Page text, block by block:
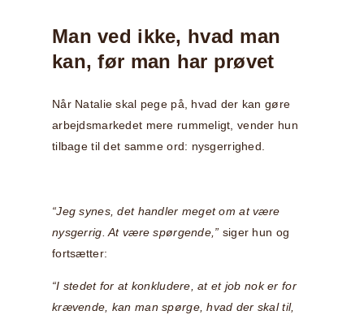
Man ved ikke, hvad man
kan, før man har prøvet
Når Natalie skal pege på, hvad der kan gøre
arbejdsmarkedet mere rummeligt, vender hun
tilbage til det samme ord: nysgerrighed.
“Jeg synes, det handler meget om at være
nysgerrig. At være spørgende,” siger hun og
fortsætter:
“I stedet for at konkludere, at et job nok er for
krævende, kan man spørge, hvad der skal til,